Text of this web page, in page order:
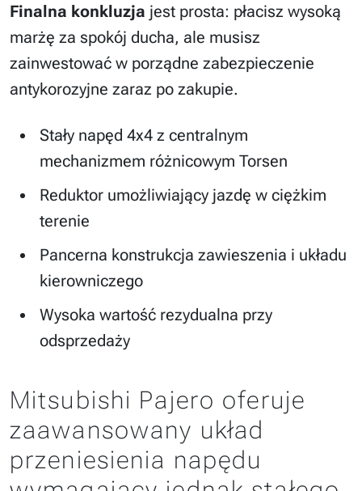
Finalna konkluzja jest prosta: płacisz wysoką
marżę za spokój ducha, ale musisz
zainwestować w porządne zabezpieczenie
antykorozyjne zaraz po zakupie.
Stały napęd 4x4 z centralnym
mechanizmem różnicowym Torsen
Reduktor umożliwiający jazdę w ciężkim
terenie
Pancerna konstrukcja zawieszenia i układu
kierowniczego
Wysoka wartość rezydualna przy
odsprzedaży
Mitsubishi Pajero oferuje
zaawansowany układ
przeniesienia napędu